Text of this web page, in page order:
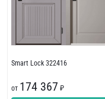
Smart Lock 322416
от 174 367 ₽